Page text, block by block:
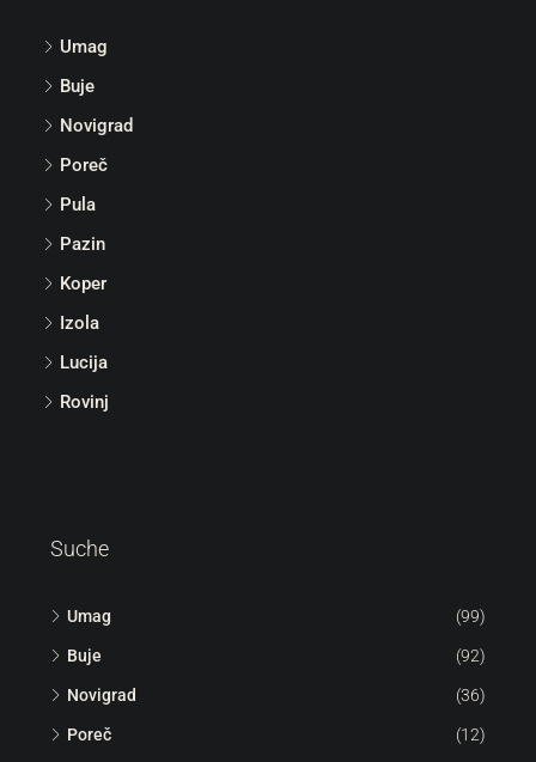
Umag
Buje
Novigrad
Poreč
Pula
Pazin
Koper
Izola
Lucija
Rovinj
Suche
Umag (99)
Buje (92)
Novigrad (36)
Poreč (12)